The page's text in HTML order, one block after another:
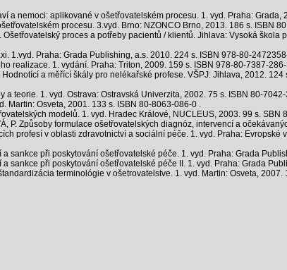
a nemoci: aplikované v ošetřovatelském procesu. 1. vyd. Praha:
procesu. 3.vyd. Brno: NZONCO Brno, 2013. 186 s. ISBN
Ošetřovatelský proces a potřeby pacientů / klientů. Jihlava: Vysoká
1.vyd. Praha: Grada Publishing, a.s. 2010. 224 s. ISBN 978-80-
realizace. 1. vydání. Praha: Triton, 2009. 159 s. ISBN 978-80-7387-
Hodnotící a měřící škály pro nelékařské profese. VŠPJ: Jihlava, 2012.
a teorie. 1. vyd. Ostrava: Ostravská Univerzita, 2002. 75 s. ISBN 80-
Martin: Osveta, 2001. 133 s. ISBN 80-8063-086-0 .
modelů. 1. vyd. Hradec Králové, NUCLEUS, 2003. 99 s. SBN
P. Způsoby formulace ošetřovatelských diagnóz, intervencí a
profesí v oblasti zdravotnictví a sociální péče. 1. vyd. Praha: Evropské
sankce při poskytování ošetřovatelské péče. 1. vyd. Praha: Grada
sankce při poskytování ošetřovatelské péče II. 1. vyd. Praha: Grada
terminológie v ošetrovatelstve. 1. vyd. Martin: Osveta,